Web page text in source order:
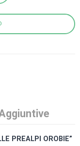
PREALPI OROBIE”